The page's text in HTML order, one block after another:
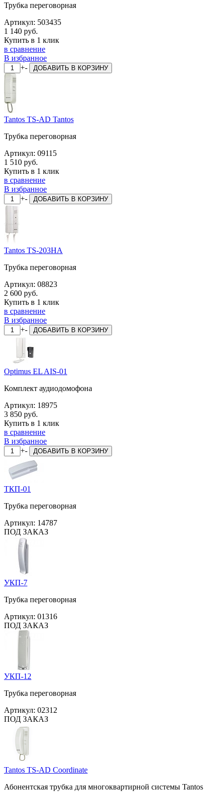
Трубка переговорная
Артикул: 503435
1 140 руб.
Купить в 1 клик
в сравнение
В избранное
+- ДОБАВИТЬ В КОРЗИНУ
Tantos TS-AD Tantos
Трубка переговорная
Артикул: 09115
1 510 руб.
Купить в 1 клик
в сравнение
В избранное
+- ДОБАВИТЬ В КОРЗИНУ
Tantos TS-203HA
Трубка переговорная
Артикул: 08823
2 600 руб.
Купить в 1 клик
в сравнение
В избранное
+- ДОБАВИТЬ В КОРЗИНУ
Optimus EL AIS-01
Комплект аудиодомофона
Артикул: 18975
3 850 руб.
Купить в 1 клик
в сравнение
В избранное
+- ДОБАВИТЬ В КОРЗИНУ
ТКП-01
Трубка переговорная
Артикул: 14787
ПОД ЗАКАЗ
УКП-7
Трубка переговорная
Артикул: 01316
ПОД ЗАКАЗ
УКП-12
Трубка переговорная
Артикул: 02312
ПОД ЗАКАЗ
Tantos TS-AD Coordinate
Абонентская трубка для многоквартирной системы Tantos